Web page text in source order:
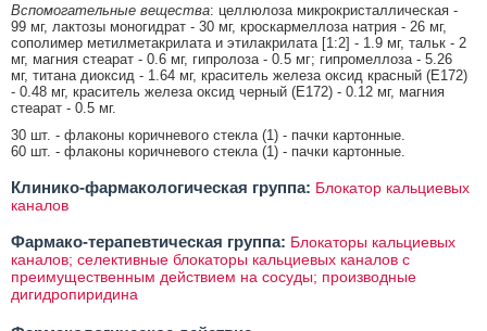
Вспомогательные вещества: целлюлоза микрокристаллическая -
99 мг, лактозы моногидрат - 30 мг, кроскармеллоза натрия - 26 мг,
сополимер метилметакрилата и этилакрилата [1:2] - 1.9 мг, тальк - 2
мг, магния стеарат - 0.6 мг, гипролоза - 0.5 мг; гипромеллоза - 5.26
мг, титана диоксид - 1.64 мг, краситель железа оксид красный (E172)
- 0.48 мг, краситель железа оксид черный (E172) - 0.12 мг, магния
стеарат - 0.5 мг.
30 шт. - флаконы коричневого стекла (1) - пачки картонные.
60 шт. - флаконы коричневого стекла (1) - пачки картонные.
Клинико-фармакологическая группа: Блокатор кальциевых
каналов
Фармако-терапевтическая группа: Блокаторы кальциевых
каналов; селективные блокаторы кальциевых каналов с
преимущественным действием на сосуды; производные
дигидропиридина